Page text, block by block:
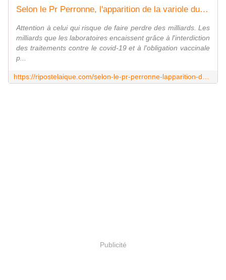
Selon le Pr Perronne, l'apparition de la variole du singe n'est pas naturelle
Attention à celui qui risque de faire perdre des milliards. Les
milliards que les laboratoires encaissent grâce à l'interdiction
des traitements contre le covid-19 et à l'obligation vaccinale
p...
Publicité